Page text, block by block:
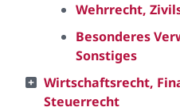
Wehrrecht,
Besonderes
Sonstiges
Wirtschaftsrecht,
Steuerrecht